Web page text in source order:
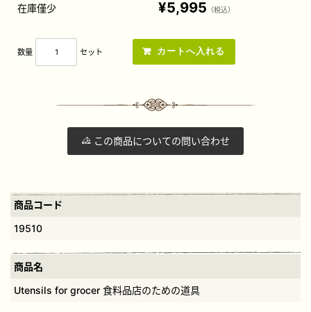
在庫僅少 ¥5,995 （税込）
数量 セット
この商品についての問い合わせ
商品コード
19510
商品名
Utensils for grocer 食料品店のための道具